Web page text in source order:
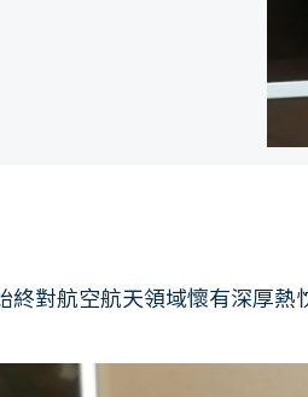
終對航空航天領域懷有深厚